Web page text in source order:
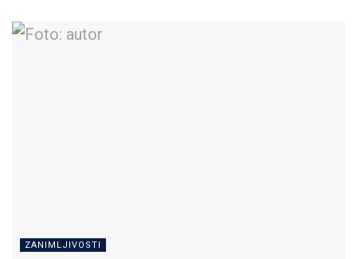
ZANIMLJIVOSTI